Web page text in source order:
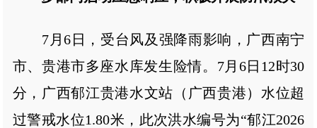
7月6日，受台风及强降雨影响，广西南宁
市、贵港市多座水库发生险情。7月6日12时30
分，广西郁江贵港水文站（广西贵港）水位超
过警戒水位1.80米，此次洪水编号为“郁江2026